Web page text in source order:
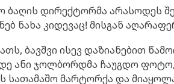
ბაღის დირექტორმა არასოდეს
ნახა კიდევაც! მისგან
ბავშვი ისევ დაზიანებით
ანი ჯოლბორდმა ჩაუგდო
სათამაშო მარტორქა და